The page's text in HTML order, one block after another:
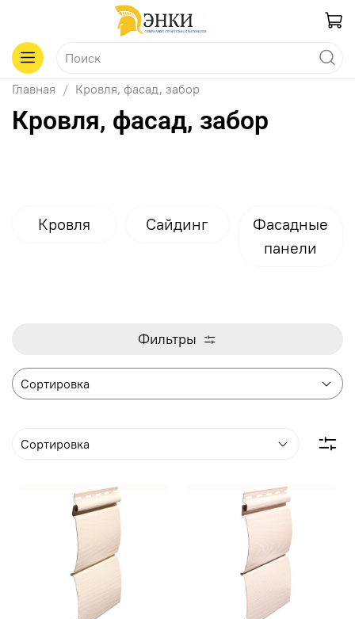
Главная Кровля, фасад, забор
Кровля, фасад, забор
Кровля Сайдинг
Фасадные
панели
Фильтры